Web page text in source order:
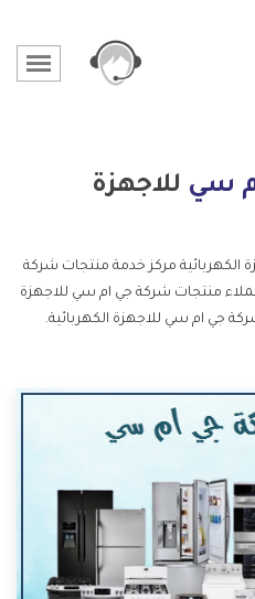
سي للاجهزة
الكهربائية مركز خدمة منتجات شركة
منتجات شركة جي ام سي للاجهزة
جي ام سي للاجهزة الكهربائية.